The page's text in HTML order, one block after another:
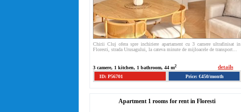
Chirii Cluj ofera spre inchiriere apartament cu 3 camere ultrafinisat in
Floresti, strada Urusagului, la cateva minute de mijloacele de transport...
3 camere, 1 kitchen, 1 bathroom, 44 m2 details
ID: P56701 Price: €450/month
Apartment 1 rooms for rent in Floresti